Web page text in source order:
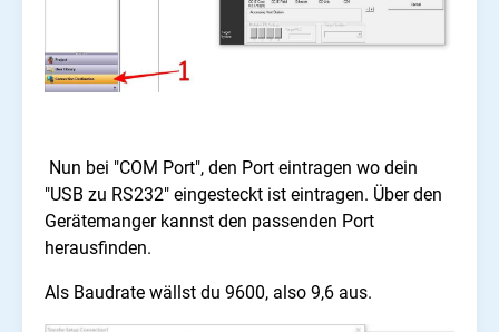
Nun bei "COM Port", den Port eintragen wo dein
"USB zu RS232" eingesteckt ist eintragen. Über den
Gerätemanger kannst den passenden Port
herausfinden.
Als Baudrate wällst du 9600, also 9,6 aus.